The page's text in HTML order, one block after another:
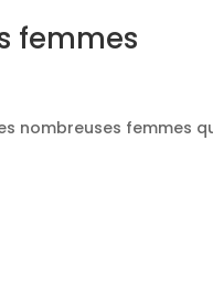
femmes
nombreuses femmes